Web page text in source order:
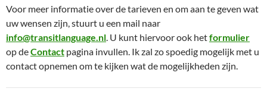
Voor meer informatie over de tarieven en om aan te geven wat
uw wensen zijn, stuurt u een mail naar
info@transitlanguage.nl . U kunt hiervoor ook hetformulier
op deContact pagina invullen. Ik zal zo spoedig mogelijk met u
contact opnemen om te kijken wat de mogelijkheden zijn.